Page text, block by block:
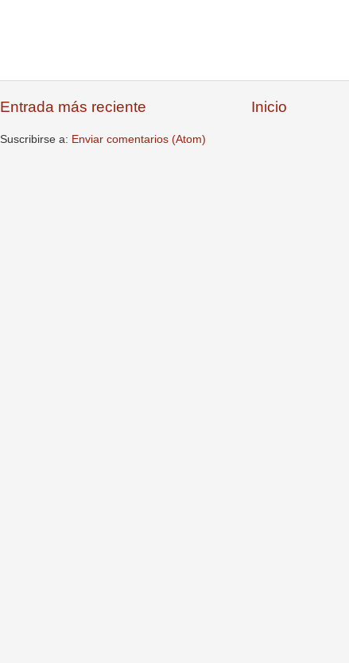
Entrada más reciente Inicio
Suscribirse a: Enviar comentarios (Atom)